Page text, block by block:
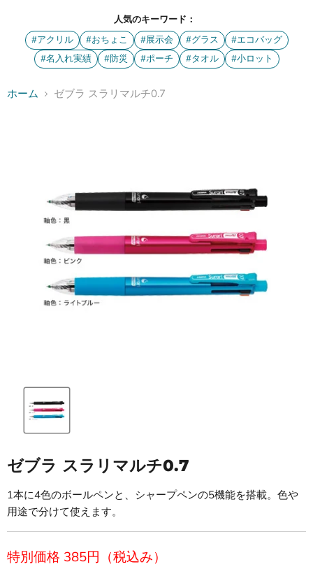
人気のキーワード：
#アクリル
#おちょこ #展示会 #グラス
#エコバッグ
#名入れ実績
#防災 #ポーチ #タオル #小ロット
ホーム ゼブラ スラリマルチ0.7
ゼブラ スラリマルチ0.7
1本に4色のボールペンと、シャープペンの5機能を搭載。色や
用途で分けて使えます。
現在の価格
特別価格 385円（税込み）